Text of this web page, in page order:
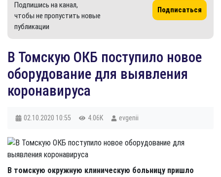
Подпишись на канал,
чтобы не пропустить новые
публикации
Подписаться
В Томскую ОКБ поступило новое
оборудование для выявления
коронавируса
02.10.2020 10:55 4.06K evgenii
В томскую окружную клиническую больницу пришло